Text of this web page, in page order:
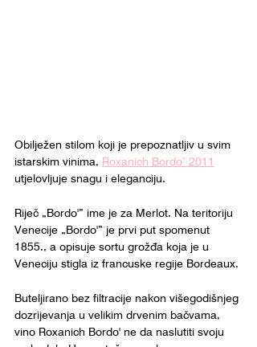
Obilježen stilom koji je prepoznatljiv u svim
istarskim vinima, Roxanich Bordo’ 2011
utjelovljuje snagu i eleganciju.
Riječ „Bordo'” ime je za Merlot. Na teritoriju
Venecije „Bordo'” je prvi put spomenut
1855., a opisuje sortu grožđa koja je u
Veneciju stigla iz francuske regije Bordeaux.
Buteljirano bez filtracije nakon višegodišnjeg
dozrijevanja u velikim drvenim bačvama,
vino Roxanich Bordo' ne da naslutiti svoju